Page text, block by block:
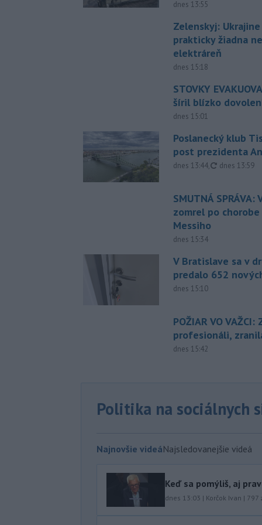
dnes 13:55
Zelenskyj:
prakticky žiadna
elektráreň
dnes 15:18
STOVKY
šíril blízko
dnes 15:01
Poslanecký klub
post prezidenta
dnes 13:44, aktualizované
dnes 13:59
SMUTNÁ
zomrel po
Messiho
dnes 15:34
V Bratislave sa v
predalo 652
dnes 15:10
POŽIAR VO VAŽCI:
profesionáli,
dnes 15:42
Politika na sociálnych
Najnovšie videáNajsledovanejšie videá
Keď sa pomýliš, aj
dnes 13:03 | Korčok Ivan | 797